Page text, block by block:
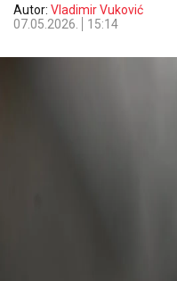
Autor: Vladimir Vuković
07.05.2026.
15:14